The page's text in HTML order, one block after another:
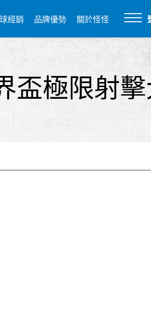
經銷 品牌優勢 關於怪怪
盃極限射